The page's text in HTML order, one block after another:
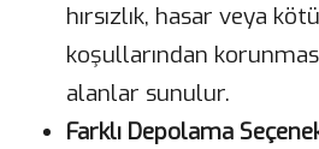
hırsızlık, hasar veya
koşullarından
alanlar sunulur.
Farklı Depolama